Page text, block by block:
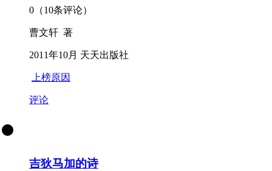
0（10条评论）
曹文轩 著
2011年10月 天天出版社
上榜原因
评论
吉狄马加的诗